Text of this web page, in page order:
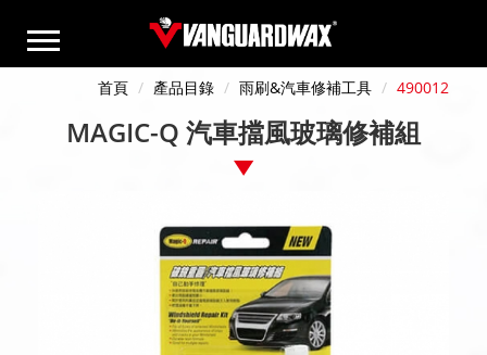
首頁 產品目錄 雨刷&汽車修補工具 490012
MAGIC-Q 汽車擋風玻璃修補組